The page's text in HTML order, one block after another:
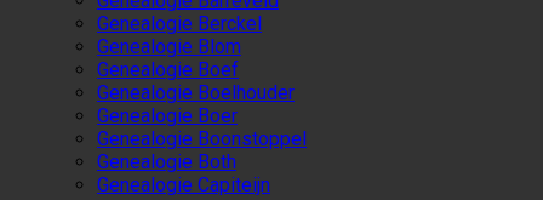
Genealogie Berckel
Genealogie Blom
Genealogie Boef
Genealogie Boelhouder
Genealogie Boer
Genealogie Boonstoppel
Genealogie Both
Genealogie Capiteijn